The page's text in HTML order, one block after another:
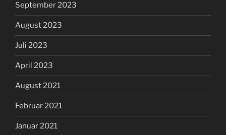
September 2023
August 2023
Juli 2023
April 2023
August 2021
Februar 2021
Januar 2021